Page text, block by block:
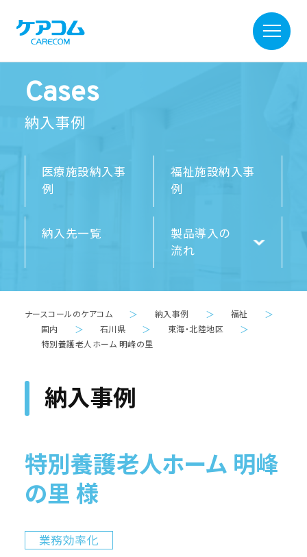
Cases
納入事例
医療施設納入事
例
福祉施設納入事
例
納入先一覧
製品導入の
流れ
ナースコールのケアコム ＞ 納入事例 ＞ 福祉 ＞
国内 ＞ 石川県 ＞ 東海・北陸地区 ＞
特別養護老人ホーム 明峰の里
納入事例
特別養護老人ホーム 明峰
の里 様
業務効率化